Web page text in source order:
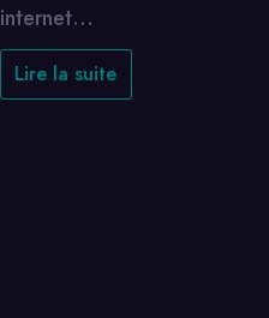
internet…
Lire la suite